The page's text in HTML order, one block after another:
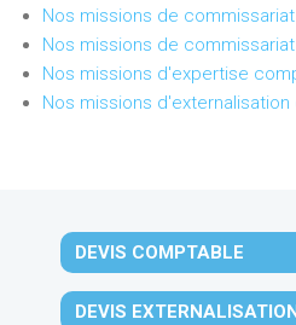
Nos missions de
Nos missions de
Nos missions d'expertise
Nos missions d'externalisation
DEVIS COMPTABLE
DEVIS